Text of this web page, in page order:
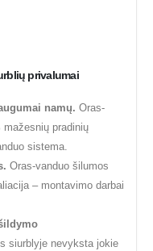
privalumai
namų. Oras-
pradinių
sistema.
Oras-vanduo šilumos
– montavimo darbai
siurblyje nevyksta jokie